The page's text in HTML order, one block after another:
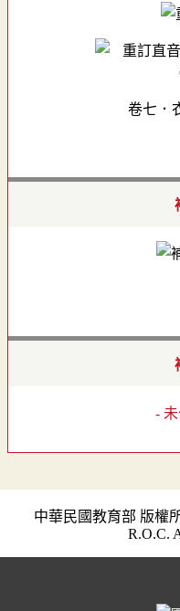
卷七．
-
中華民國教育部 版權
R.O.C.